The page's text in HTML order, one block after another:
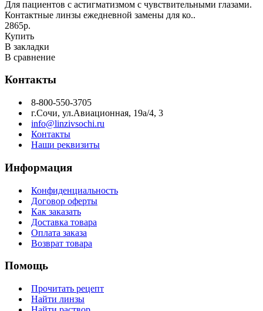
Для пациентов с астигматизмом с чувствительными глазами.
Контактные линзы ежедневной замены для ко..
2865р.
Купить
В закладки
В сравнение
Контакты
8-800-550-3705
г.Сочи, ул.Авиационная, 19а/4, 3
info@linzivsochi.ru
Контакты
Наши реквизиты
Информация
Конфиденциальность
Договор оферты
Как заказать
Доставка товара
Оплата заказа
Возврат товара
Помощь
Прочитать рецепт
Найти линзы